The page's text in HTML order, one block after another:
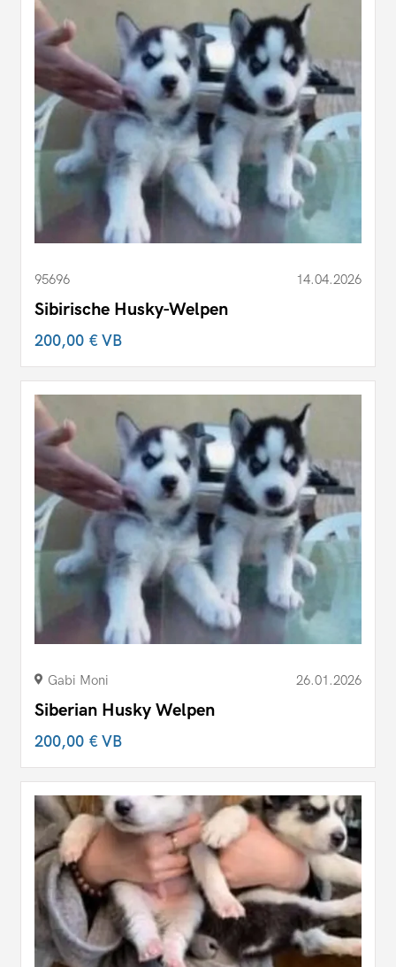
95696 14.04.2026
Sibirische Husky-Welpen
200,00 €VB
Gabi Moni 26.01.2026
Siberian Husky Welpen
200,00 €VB